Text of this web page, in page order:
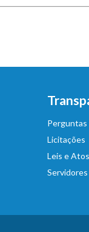
Licitações
Leis e Atos